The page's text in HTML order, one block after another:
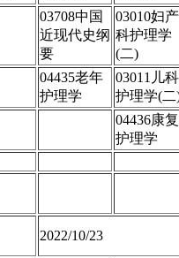
03708中国
近现代史纲
要
03010妇产
科护理学
(二)
04435老年
护理学
03011儿科
护理学(二
04436康复
护理学
2022/10/23